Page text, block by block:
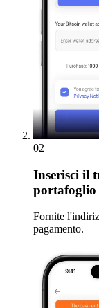
02
Inserisci il
portafoglio
Fornite
pagamento.